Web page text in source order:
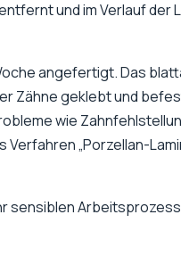
und im Verlauf der
angefertigt. Das
Zähne geklebt und
wie
„Porzellan-
sensiblen